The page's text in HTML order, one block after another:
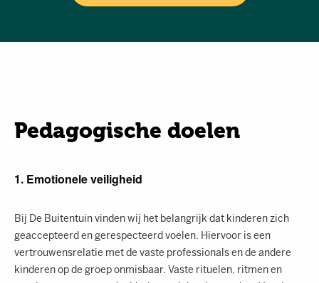
Pedagogische doelen
1. Emotionele veiligheid
Bij De Buitentuin vinden wij het belangrijk dat kinderen zich
geaccepteerd en gerespecteerd voelen. Hiervoor is een
vertrouwensrelatie met de vaste professionals en de andere
kinderen op de groep onmisbaar. Vaste rituelen, ritmen en